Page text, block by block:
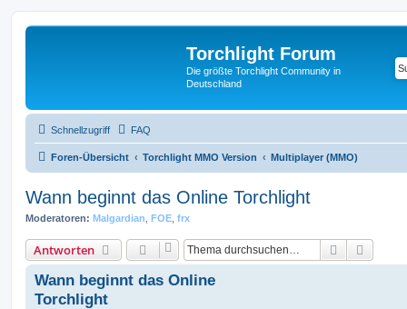
Torchlight Forum
Die größte Torchlight Community in
Deutschland
Schnellzugriff FAQ
Foren-Übersicht Torchlight MMO Version Multiplayer (MMO)
Wann beginnt das Online Torchlight
Moderatoren: Malgardian FOE frx
Antworten Suche
Wann beginnt das Online
Torchlight